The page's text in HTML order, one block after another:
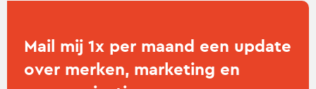
Mail mij 1x per maand een update
over merken, marketing en